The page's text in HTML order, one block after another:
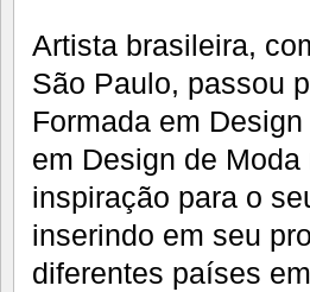
Artista brasileira,
São Paulo, passou
Formada em
em Design de
inspiração para o
inserindo em seu
diferentes países